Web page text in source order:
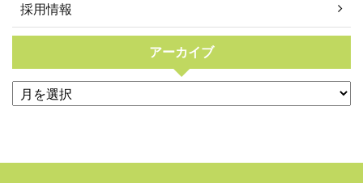
採用情報
アーカイブ